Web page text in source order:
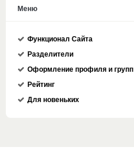
Меню
Функционал Сайта
Разделители
Оформление профиля и групп
Рейтинг
Для новеньких